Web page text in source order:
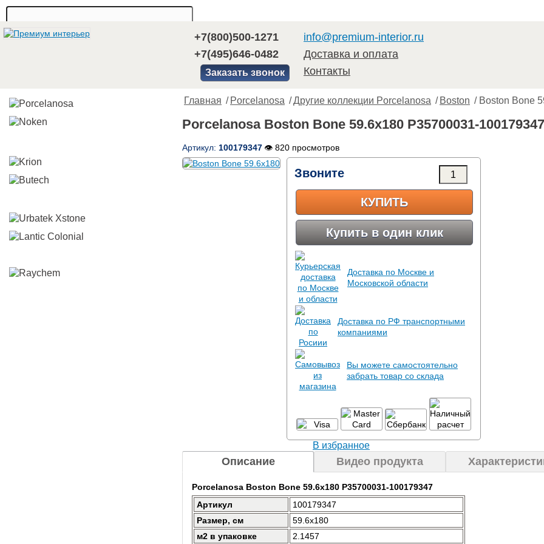
+7(800)500-1271
+7(495)646-0482
Заказать звонок
info@premium-interior.ru
Доставка и оплата
Контакты
Главная / Porcelanosa /Другие коллекции Porcelanosa / Boston / Boston Bone
Porcelanosa Boston Bone 59.6x180 P35700031-100179347
Артикул: 100179347 👁 820 просмотров
Звоните
КУПИТЬ
Купить в один клик
Доставка по Москве и
Московской области
Доставка по РФ транспортными
компаниями
Вы можете самостоятельно
забрать товар со склада
В избранное
Описание Видео продукта
Porcelanosa Boston Bone 59.6x180 P35700031-100179347
Артикул
100179347
Размер, см
59.6x180
м2 в упаковке
2.1457